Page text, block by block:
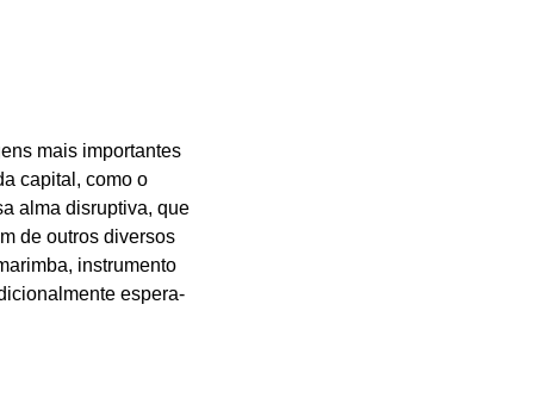
mais importantes
capital, como o
alma disruptiva, que
de outros diversos
instrumento
espera-